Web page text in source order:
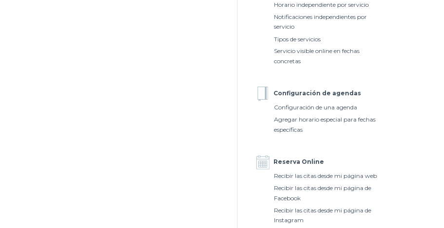
Horario independiente por servicio
Notificaciones independientes por
servicio
Tipos de servicios
Servicio visible online en fechas
concretas
Configuración de agendas
Configuración de una agenda
Agregar horario especial para fechas
específicas
Reserva Online
Recibir las citas desde mi página web
Recibir las citas desde mi página de
Facebook
Recibir las citas desde mi página de
Instagram